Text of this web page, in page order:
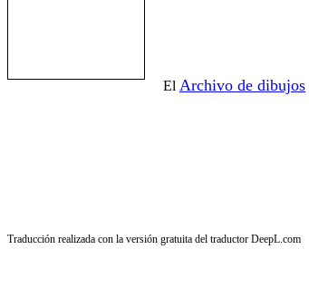
El Archivo de dibujos
Traducción realizada con la versión gratuita del traductor DeepL.com